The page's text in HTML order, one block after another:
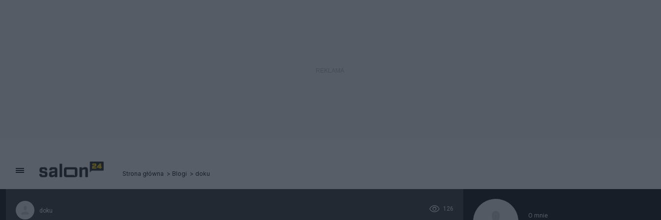
Strona główna Blogi doku
doku 126
O mnie